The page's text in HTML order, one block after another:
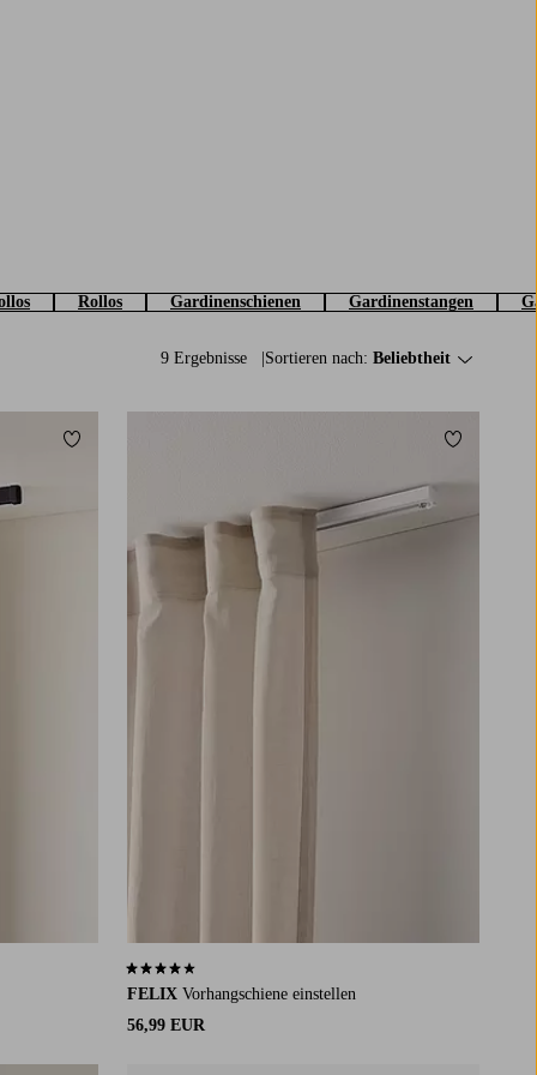
Rollos Gardinenschienen Gardinenstangen
9 Ergebnisse Sortieren nach: Beliebtheit
Zu Favoriten hinzufügen
FELIX Vorhangschiene einstellen
56,99 EUR
3,9 basierend auf 9 Bewertungen
Zu